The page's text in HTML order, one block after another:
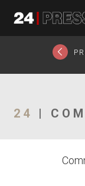
24Presse -
Communiqués de
24 |